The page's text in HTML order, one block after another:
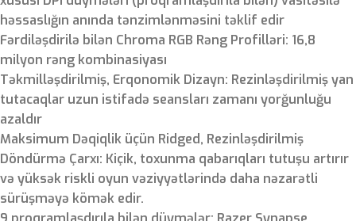
həssaslığın anında tənzimlənməsini təklif edir
Fərdiləşdirilə bilən Chroma RGB Rəng Profilləri: 16,8
milyon rəng kombinasiyası
Təkmilləşdirilmiş, Erqonomik Dizayn: Rezinləşdirilmiş yan
tutacaqlar uzun istifadə seansları zamanı yorğunluğu
azaldır
Maksimum Dəqiqlik üçün Ridged, Rezinləşdirilmiş
Döndürmə Çarxı: Kiçik, toxunma qabarıqları tutuşu artırır
və yüksək riskli oyun vəziyyətlərində daha nəzarətli
sürüşməyə kömək edir.